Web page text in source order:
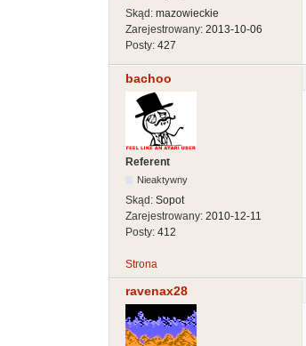
Skąd: mazowieckie
Zarejestrowany: 2013-10-06
Posty: 427
bachoo
Referent
Nieaktywny
Skąd: Sopot
Zarejestrowany: 2010-12-11
Posty: 412
Strona
ravenax28